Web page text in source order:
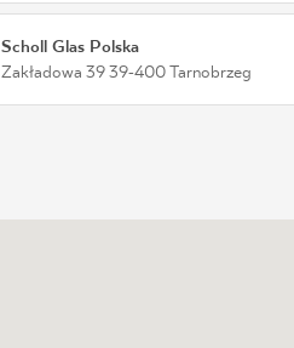
Scholl Glas Polska
Zakładowa 39 39-400 Tarnobrzeg